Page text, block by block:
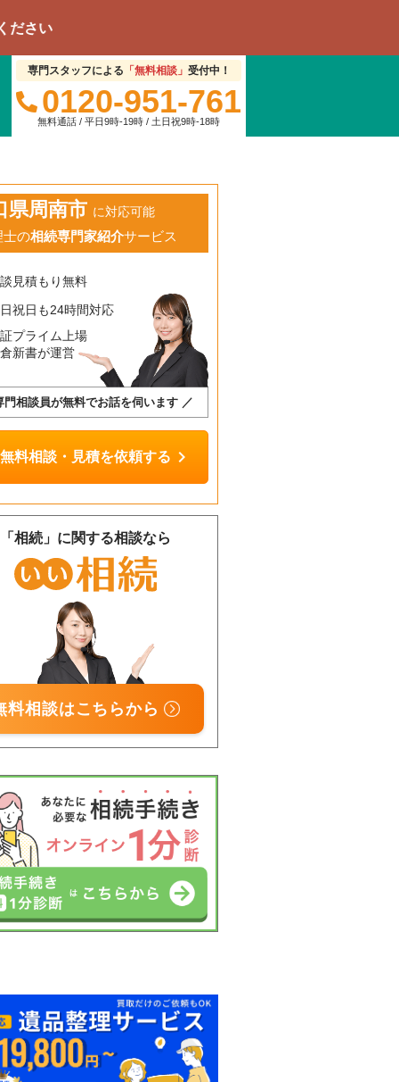
専門スタッフによる 「無料相談」 受付中！
0120-951-761
無料通話 / 平日9時-19時 / 土日祝9時-18時
県周南市 に対応可能
士の相続専門家紹介サービス
見積もり無料
祝日も24時間対応
プライム上場
新書が運営
門相談員が無料でお話を伺います ／
無料相談・見積を依頼する chevron_right
「相続」に関する相談なら
料相談はこちらから